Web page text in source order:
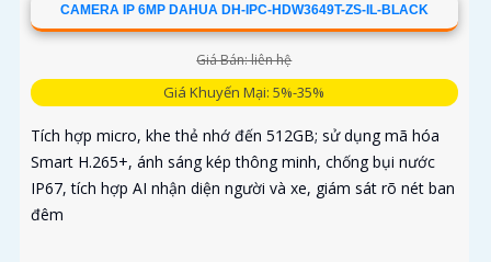
CAMERA IP 6MP DAHUA DH-IPC-HDW3649T-ZS-IL-BLACK
Giá Bán: liên hệ
Giá Khuyến Mại: 5%-35%
Tích hợp micro, khe thẻ nhớ đến 512GB; sử dụng mã hóa
Smart H.265+, ánh sáng kép thông minh, chống bụi nước
IP67, tích hợp AI nhận diện người và xe, giám sát rõ nét ban
đêm